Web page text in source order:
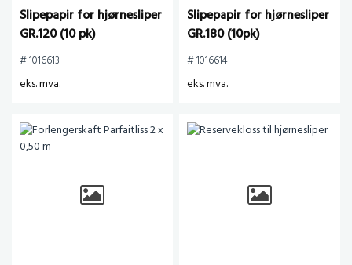
Slipepapir for hjørnesliper
GR.120 (10 pk)
# 1016613
eks. mva.
Slipepapir for hjørnesliper
GR.180 (10pk)
# 1016614
eks. mva.